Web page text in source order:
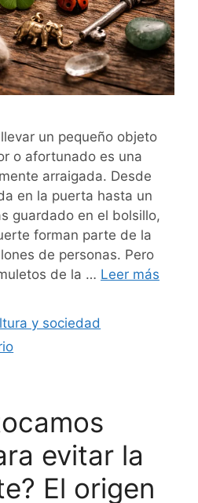
un pequeño objeto
o afortunado es una
arraigada. Desde
en la puerta hasta un
guardado en el bolsillo,
forman parte de la
de personas. Pero
de la … Leer más
y sociedad
evitar la
El origen